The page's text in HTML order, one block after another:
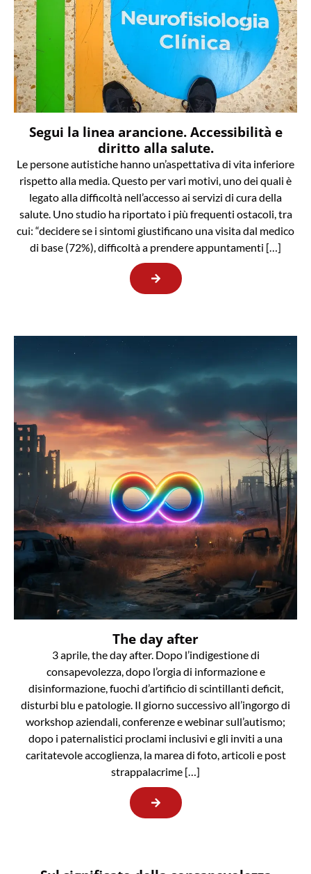
Segui la linea arancione. Accessibilità e
diritto alla salute.
Le persone autistiche hanno un’aspettativa di vita inferiore
rispetto alla media. Questo per vari motivi, uno dei quali è
legato alla difficoltà nell’accesso ai servizi di cura della
salute. Uno studio ha riportato i più frequenti ostacoli, tra
cui: “decidere se i sintomi giustificano una visita dal medico
di base (72%), difficoltà a prendere appuntamenti […]
The day after
3 aprile, the day after. Dopo l’indigestione di
consapevolezza, dopo l’orgia di informazione e
disinformazione, fuochi d’artificio di scintillanti deficit,
disturbi blu e patologie. Il giorno successivo all’ingorgo di
workshop aziendali, conferenze e webinar sull’autismo;
dopo i paternalistici proclami inclusivi e gli inviti a una
caritatevole accoglienza, la marea di foto, articoli e post
strappalacrime […]